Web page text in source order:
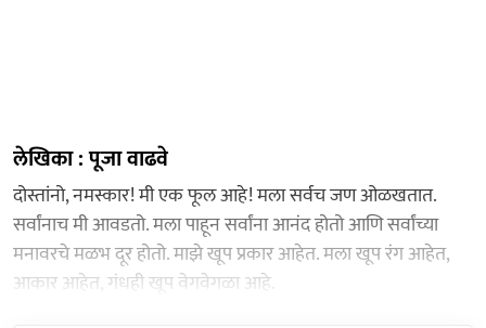
लेखिका : पूजा वाढवे
दोस्तांनो, नमस्कार! मी एक फूल आहे! मला सर्वच जण ओळखतात.
सर्वांनाच मी आवडतो. मला पाहून सर्वांना आनंद होतो आणि सर्वांच्या
मनावरचे मळभ दूर होतो. माझे खूप प्रकार आहेत. मला खूप रंग आहेत,
आकार आहेत, गंधही खूप वेगवेगळा आहे.